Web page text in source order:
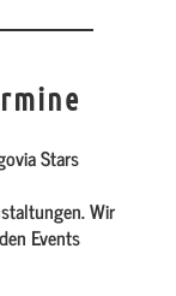
Stars
Wir
Events